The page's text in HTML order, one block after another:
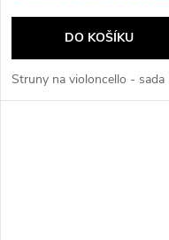
DO KOŠÍKU
Struny na violoncello - sada